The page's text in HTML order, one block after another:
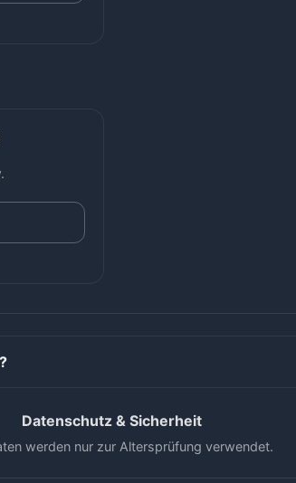
Datenschutz & Sicherheit
werden nur zur Altersprüfung verwendet.